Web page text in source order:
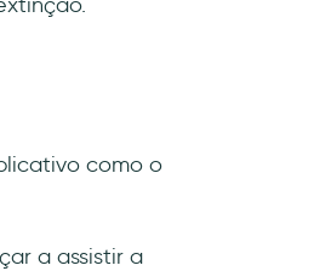
como o
a assistir a